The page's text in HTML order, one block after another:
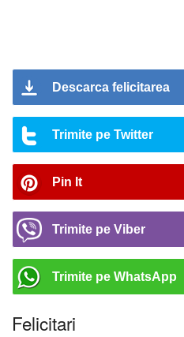
Descarca felicitarea
Trimite pe Twitter
Pin It
Trimite pe Viber
Trimite pe WhatsApp
Felicitari